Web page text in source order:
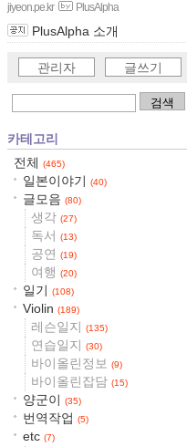
jiyeon.pe.kr PlusAlpha
PlusAlpha 소개
관리자 글쓰기
카테고리
전체
(465)
일본이야기 (40)
글모음 (80)
생각 (27)
독서 (13)
공연 (19)
여행 (20)
일기 (108)
Violin (189)
레슨일지 (135)
연습일지 (30)
바이올린정보 (9)
바이올린잡담 (15)
양군이 (35)
번역작업 (5)
etc (7)